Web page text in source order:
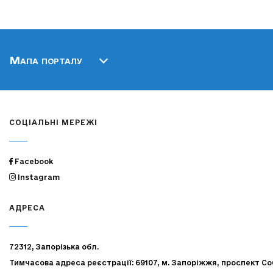
Мапа порталу
СОЦІАЛЬНІ МЕРЕЖІ
Facebook
Instagram
АДРЕСА
72312, Запорізька обл.
Тимчасова адреса реєстрації: 69107, м. Запоріжжя, проспект